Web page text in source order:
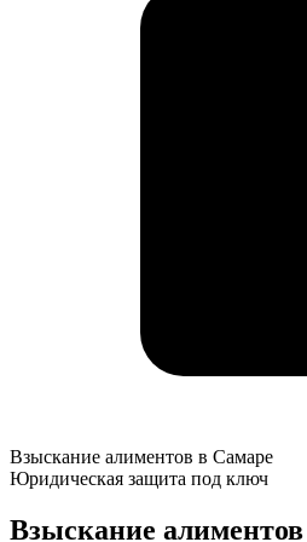
Взыскание
алиментов
Самаре
Взыскание алиментов в Самаре
Юридическая защита под ключ
Взыскание